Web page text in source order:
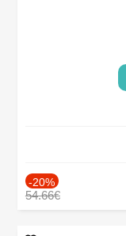
-20%
54.66€